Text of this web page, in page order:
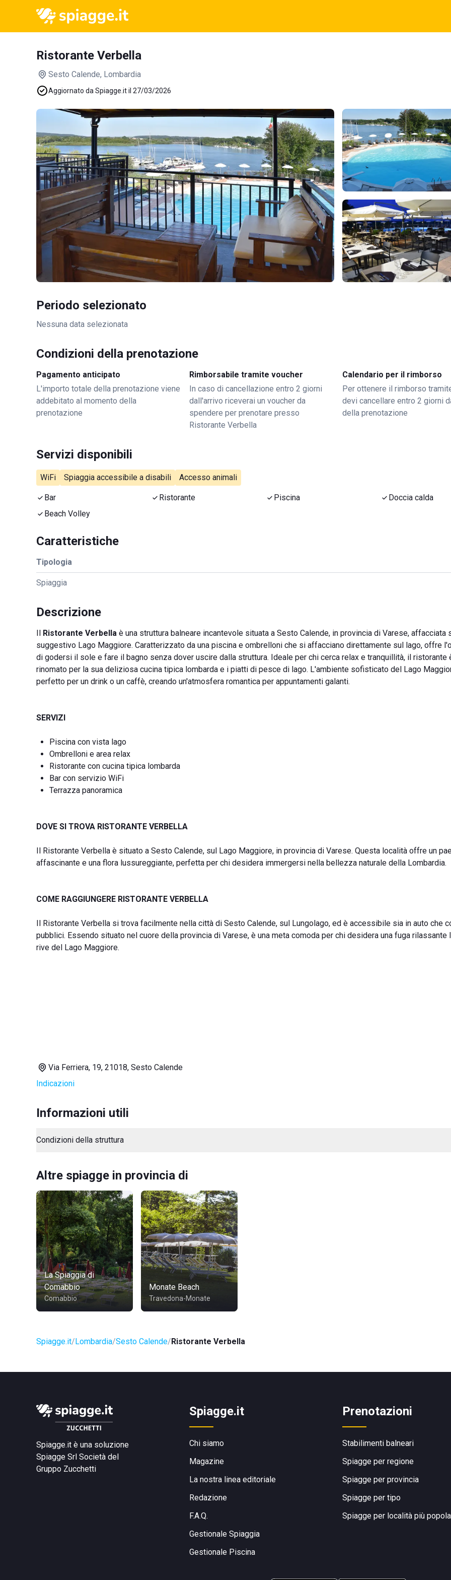
Ristorante Verbella
Sesto Calende, Lombardia
Aggiornato da Spiagge.it il 27/03/2026
Periodo selezionato
Nessuna data selezionata
Condizioni della prenotazione
Pagamento anticipato
L'importo totale della prenotazione viene
addebitato al momento della
prenotazione
Rimborsabile tramite voucher
In caso di cancellazione entro 2 giorni
dall'arrivo riceverai un voucher da
spendere per prenotare presso
Ristorante Verbella
Calendario per il rimborso
Per ottenere il rimborso
devi cancellare entro 2 giorni
della prenotazione
Servizi disponibili
WiFi Spiaggia accessibile a disabili Accesso animali
Bar Ristorante Piscina
Doccia calda
Beach Volley
Caratteristiche
Tipologia
Spiaggia
Descrizione
Il Ristorante Verbella è una struttura balneare incantevole situata a Sesto Calende, in provincia di Varese, affacciata
suggestivo Lago Maggiore. Caratterizzato da una piscina e ombrelloni che si affacciano direttamente sul lago, offre
di godersi il sole e fare il bagno senza dover uscire dalla struttura. Ideale per chi cerca relax e tranquillità, il ristorante
rinomato per la sua deliziosa cucina tipica lombarda e i piatti di pesce di lago. L'ambiente sofisticato del Lago
perfetto per un drink o un caffè, creando un'atmosfera romantica per appuntamenti galanti.
SERVIZI
Piscina con vista lago
Ombrelloni e area relax
Ristorante con cucina tipica lombarda
Bar con servizio WiFi
Terrazza panoramica
DOVE SI TROVA RISTORANTE VERBELLA
Il Ristorante Verbella è situato a Sesto Calende, sul Lago Maggiore, in provincia di Varese. Questa località offre un
affascinante e una flora lussureggiante, perfetta per chi desidera immergersi nella bellezza naturale della Lombardia.
COME RAGGIUNGERE RISTORANTE VERBELLA
Il Ristorante Verbella si trova facilmente nella città di Sesto Calende, sul Lungolago, ed è accessibile sia in auto che
pubblici. Essendo situato nel cuore della provincia di Varese, è una meta comoda per chi desidera una fuga rilassante
rive del Lago Maggiore.
Via Ferriera, 19, 21018, Sesto Calende
Indicazioni
Informazioni utili
Condizioni della struttura
Altre spiagge in provincia di
La Spiaggia di
Comabbio
Comabbio
Monate Beach
Travedona-Monate
Spiagge.it Lombardia Sesto Calende Ristorante Verbella
Spiagge.it è una soluzione
Spiagge Srl Società del
Gruppo Zucchetti
Spiagge.it
Chi siamo
Magazine
La nostra linea editoriale
Redazione
F.A.Q.
Gestionale Spiaggia
Gestionale Piscina
Prenotazioni
Stabilimenti balneari
Spiagge per regione
Spiagge per provincia
Spiagge per tipo
Spiagge per località più